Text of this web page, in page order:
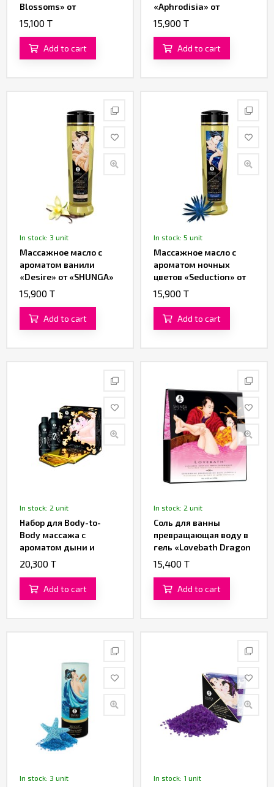
Blossoms» от
«SHUNGA» (170 ML)
15,100 T
Add to cart
«Aphrodisia» от
«SHUNGA» (240 ML)
15,900 T
Add to cart
In stock: 3 unit
Массажное масло с
ароматом ванили
«Desire» от «SHUNGA»
(240 ML)
15,900 T
Add to cart
In stock: 5 unit
Массажное масло с
ароматом ночных
цветов «Seduction» от
«SHUNGA» (240 ML)
15,900 T
Add to cart
In stock: 2 unit
Набор для Body-to-
Body массажа с
ароматом дыни и
манго от «SHUNGA»
20,300 T
Add to cart
In stock: 2 unit
Соль для ванны
превращающая воду в
гель «Lovebath Dragon
Fruit» от «SHUNGA»
(650 гр.)
15,400 T
Add to cart
In stock: 3 unit In stock: 1 unit